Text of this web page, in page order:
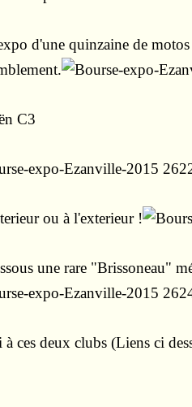
d'une quinzaine de
C3
ou à l'exterieur !
une rare "Brissoneau"
à ces deux clubs (Liens ci